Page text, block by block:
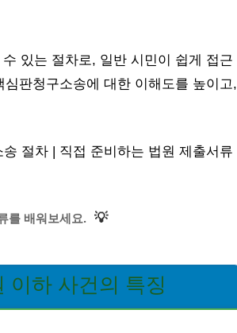
있는 절차로, 일반 시민이 쉽게 접근
판청구소송에 대한 이해도를 높이고,
절차 | 직접 준비하는 법원 제출서류
를 배워보세요. 💡
이하 사건의 특징